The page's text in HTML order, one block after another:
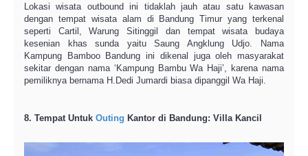
Lokasi wisata outbound ini tidaklah jauh atau satu kawasan
dengan tempat wisata alam di Bandung Timur yang terkenal
seperti Cartil, Warung Sitinggil dan tempat wisata budaya
kesenian khas sunda yaitu Saung Angklung Udjo. Nama
Kampung Bamboo Bandung ini dikenal juga oleh masyarakat
sekitar dengan nama ‘Kampung Bambu Wa Haji’, karena nama
pemiliknya bernama H.Dedi Jumardi biasa dipanggil Wa Haji.
8. Tempat Untuk Outing Kantor di Bandung: Villa Kancil